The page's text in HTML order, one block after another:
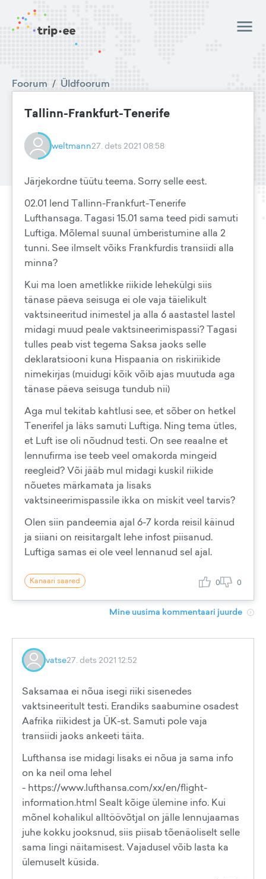
Foorum / Üldfoorum
Tallinn-Frankfurt-Tenerife
weltmann27. dets 2021 08:58
Järjekordne tüütu teema. Sorry selle eest.
02.01 lend Tallinn-Frankfurt-Tenerife
Lufthansaga. Tagasi 15.01 sama teed pidi samuti
Luftiga. Mõlemal suunal ümberistumine alla 2
tunni. See ilmselt võiks Frankfurdis transiidi alla
minna?
Kui ma loen ametlikke riikide lehekülgi siis
tänase päeva seisuga ei ole vaja täielikult
vaktsineeritud inimestel ja alla 6 aastastel lastel
midagi muud peale vaktsineerimispassi? Tagasi
tulles peab vist tegema Saksa jaoks selle
deklaratsiooni kuna Hispaania on riskiriikide
nimekirjas (muidugi kõik võib ajas muutuda aga
tänase päeva seisuga tundub nii)
Aga mul tekitab kahtlusi see, et sõber on hetkel
Tenerifel ja läks samuti Luftiga. Ning tema ütles,
et Luft ise oli nõudnud testi. On see reaalne et
lennufirma ise teeb veel omakorda mingeid
reegleid? Või jääb mul midagi kuskil riikide
nõuetes märkamata ja lisaks
vaktsineerimispassile ikka on miskit veel tarvis?
Olen siin pandeemia ajal 6-7 korda reisil käinud
ja siiani on reisitargalt lehe infost piisanud.
Luftiga samas ei ole veel lennanud sel ajal.
Kanaari saared 0 0
Mine uusima kommentaari juurde
vatse27. dets 2021 12:52
Saksamaa ei nõua isegi riiki sisenedes
vaktsineeritult testi. Erandiks saabumine osadest
Aafrika riikidest ja ÜK-st. Samuti pole vaja
transiidi jaoks ankeeti täita.
Lufthansa ise midagi lisaks ei nõua ja sama info
on ka neil oma lehel
- https://www.lufthansa.com/xx/en/flight-
information.html Sealt kõige ülemine info. Kui
mõnel kohalikul alltöövõtjal on jälle lennujaamas
juhe kokku jooksnud, siis piisab tõenäoliselt selle
sama lingi näitamisest. Vajadusel võib lasta ka
ülemuselt küsida.